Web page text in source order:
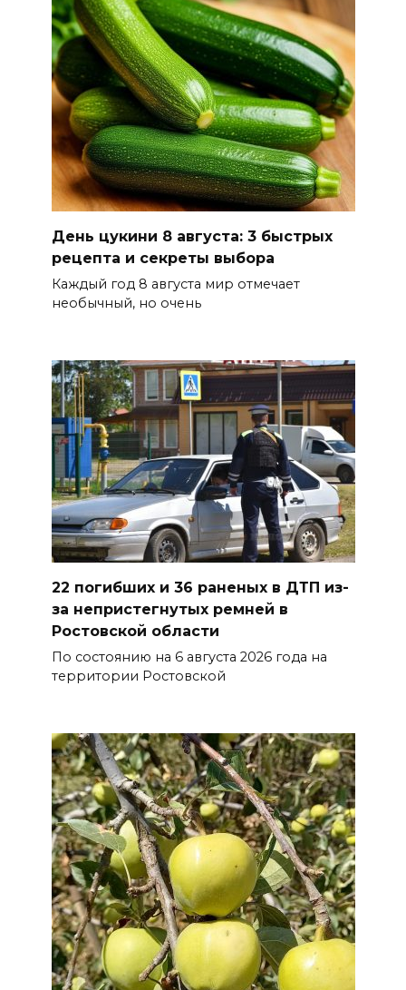
В Новочеркасске построят
новую модульную котельную
и благоустроят проспект
Платовский
08 августа 2026 17:18
Это стало нашей традицией:
ростовчане установили
самодельные поилки для
08 августа 2026 16:56
Журналисты «ДОН 24» вышли
08 августа 2026 15:59
Сносить нельзя, сохранять
нечем: как ростовчане
спасают доходный дом
Рувинского от запустения
08 августа 2026 14:04
В Волгодонске мужчина
поджег газ в квартире
бывшей жены, эвакуированы
08 августа 2026 13:19
жителей Ростовской области
с Днем физкультурника
08 августа 2026 10:49
Ростовчане оказались среди
эвакуированных с пляжа в
Новороссийске
08 августа 2026 10:40
В Ростовской области
День цукини 8 августа: 3 быстрых
рецепта и секреты выбора
Каждый год 8 августа мир отмечает
необычный, но очень
22 погибших и 36 раненых в ДТП из-
за непристегнутых ремней в
Ростовской области
По состоянию на 6 августа 2026 года на
территории Ростовской